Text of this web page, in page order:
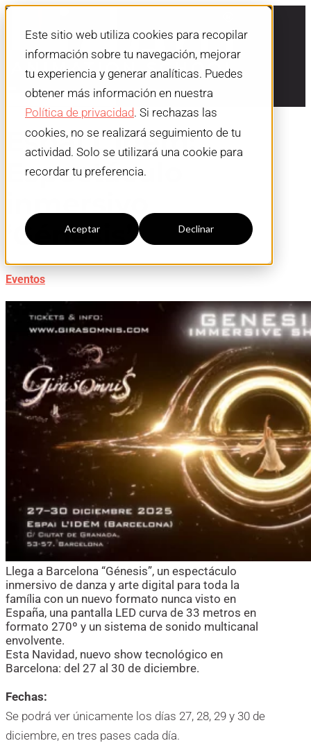
Este sitio web utiliza cookies para recopilar
información sobre tu navegación, mejorar
tu experiencia y generar analíticas. Puedes
obtener más información en nuestra
Política de privacidad. Si rechazas las
cookies, no se realizará seguimiento de tu
actividad. Solo se utilizará una cookie para
recordar tu preferencia.
Aceptar Declinar
Espai L’Idem:
Espectáculo
‘Génesis’
Eventos
Llega a Barcelona “Génesis”, un espectáculo
inmersivo de danza y arte digital para toda la
família con un nuevo formato nunca visto en
España, una pantalla LED curva de 33 metros en
formato 270º y un sistema de sonido multicanal
envolvente.
Esta Navidad, nuevo show tecnológico en
Barcelona: del 27 al 30 de diciembre.
Fechas:
Se podrá ver únicamente los días 27, 28, 29 y 30 de
diciembre, en tres pases cada día.